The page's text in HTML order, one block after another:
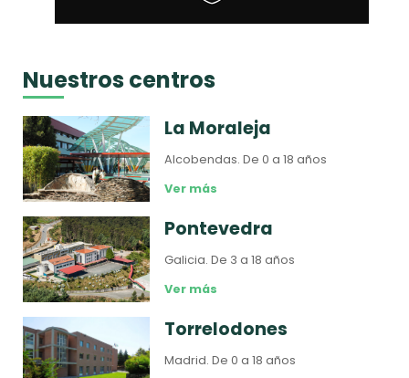
Nuestros centros
La Moraleja
Alcobendas.De 0 a 18 años
Ver más
Pontevedra
Galicia.De 3 a 18 años
Ver más
Torrelodones
Madrid.De 0 a 18 años